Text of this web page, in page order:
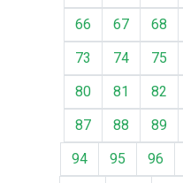
66
67 68
73
74 75
80
81 82
87
88 89
94
95 96